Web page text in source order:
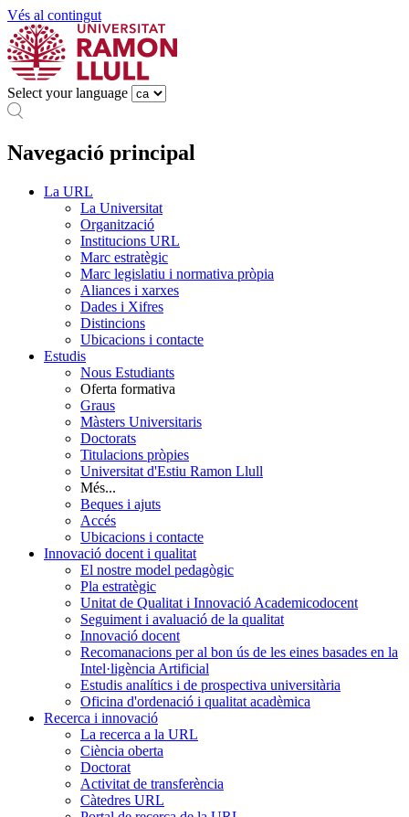
Vés al contingut
Select your language
Navegació principal
La URL
La Universitat
Organització
Institucions URL
Marc estratègic
Marc legislatiu i normativa pròpia
Aliances i xarxes
Dades i Xifres
Distincions
Ubicacions i contacte
Estudis
Nous Estudiants
Oferta formativa
Graus
Màsters Universitaris
Doctorats
Titulacions pròpies
Universitat d'Estiu Ramon Llull
Més...
Beques i ajuts
Accés
Ubicacions i contacte
Innovació docent i qualitat
El nostre model pedagògic
Pla estratègic
Unitat de Qualitat i Innovació Academicodocent
Seguiment i avaluació de la qualitat
Innovació docent
Recomanacions per al bon ús de les eines basades en la
Intel·ligència Artificial
Estudis analítics i de prospectiva universitària
Oficina d'ordenació i qualitat acadèmica
Recerca i innovació
La recerca a la URL
Ciència oberta
Doctorat
Activitat de transferència
Càtedres URL